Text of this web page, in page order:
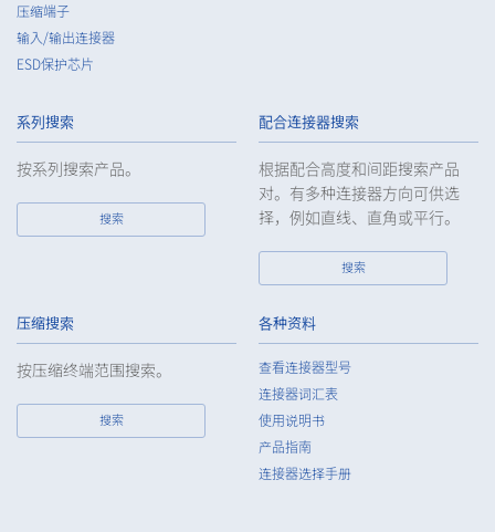
压缩端子
输入/输出连接器
ESD保护芯片
系列搜索
按系列搜索产品。
搜索
配合连接器搜索
根据配合高度和间距搜索产品
对。有多种连接器方向可供选
择，例如直线、直角或平行。
搜索
压缩搜索
按压缩终端范围搜索。
搜索
各种资料
查看连接器型号
连接器词汇表
使用说明书
产品指南
连接器选择手册